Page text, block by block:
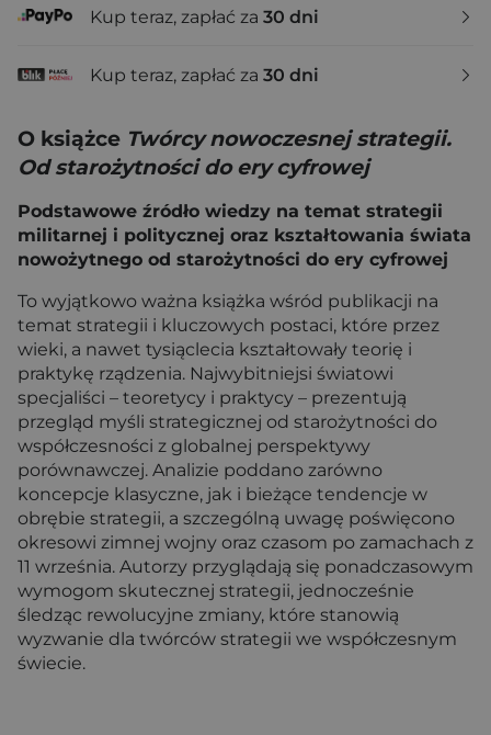
Kup teraz, zapłać za 30 dni
Kup teraz, zapłać za 30 dni
O książce Twórcy nowoczesnej strategii.
Od starożytności do ery cyfrowej
Podstawowe źródło wiedzy na temat strategii
militarnej i politycznej oraz kształtowania świata
nowożytnego od starożytności do ery cyfrowej
To wyjątkowo ważna książka wśród publikacji na
temat strategii i kluczowych postaci, które przez
wieki, a nawet tysiąclecia kształtowały teorię i
praktykę rządzenia. Najwybitniejsi światowi
specjaliści – teoretycy i praktycy – prezentują
przegląd myśli strategicznej od starożytności do
współczesności z globalnej perspektywy
porównawczej. Analizie poddano zarówno
koncepcje klasyczne, jak i bieżące tendencje w
obrębie strategii, a szczególną uwagę poświęcono
okresowi zimnej wojny oraz czasom po zamachach z
11 września. Autorzy przyglądają się ponadczasowym
wymogom skutecznej strategii, jednocześnie
śledząc rewolucyjne zmiany, które stanowią
wyzwanie dla twórców strategii we współczesnym
świecie.